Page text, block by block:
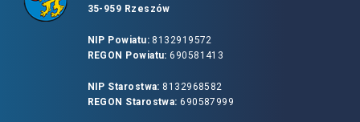
35-959 Rzeszów
NIP Powiatu:8132919572
REGON Powiatu: 690581413
NIP Starostwa: 8132968582
REGON Starostwa: 690587999